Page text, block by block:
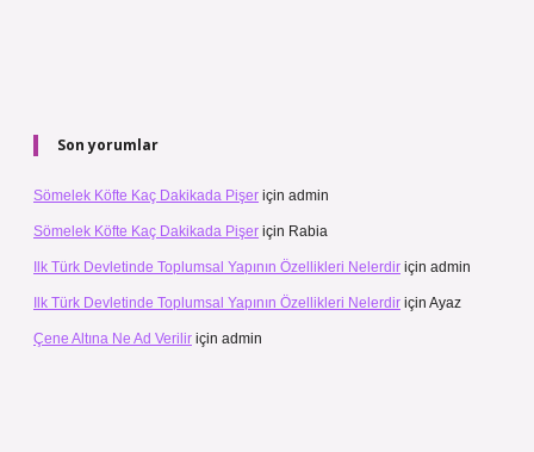
Son yorumlar
Sömelek Köfte Kaç Dakikada Pişer için admin
Sömelek Köfte Kaç Dakikada Pişer için Rabia
Ilk Türk Devletinde Toplumsal Yapının Özellikleri Nelerdir için admin
Ilk Türk Devletinde Toplumsal Yapının Özellikleri Nelerdir için Ayaz
Çene Altına Ne Ad Verilir için admin